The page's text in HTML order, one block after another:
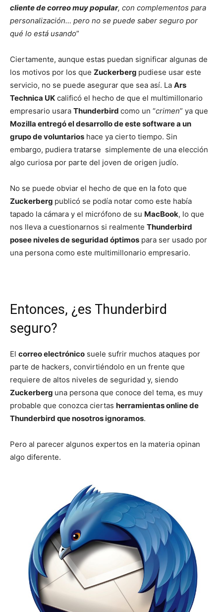
cliente de correo muy popular, con complementos para
personalización… pero no se puede saber seguro por
qué lo está usando”
Ciertamente, aunque estas puedan significar algunas de
los motivos por los que Zuckerberg pudiese usar este
servicio, no se puede asegurar que sea así. La Ars
Technica UK calificó el hecho de que el multimillonario
empresario usara Thunderbird como un “crimen” ya que
Mozilla entregó el desarrollo de este software a un
grupo de voluntarios hace ya cierto tiempo. Sin
embargo, pudiera tratarse simplemente de una elección
algo curiosa por parte del joven de origen judío.
No se puede obviar el hecho de que en la foto que
Zuckerberg publicó se podía notar como este había
tapado la cámara y el micrófono de su MacBook, lo que
nos lleva a cuestionarnos si realmente Thunderbird
posee niveles de seguridad óptimos para ser usado por
una persona como este multimillonario empresario.
Entonces, ¿es Thunderbird
seguro?
El correo electrónico suele sufrir muchos ataques por
parte de hackers, convirtiéndolo en un frente que
requiere de altos niveles de seguridad y, siendo
Zuckerberg una persona que conoce del tema, es muy
probable que conozca ciertas herramientas online de
Thunderbird que nosotros ignoramos.
Pero al parecer algunos expertos en la materia opinan
algo diferente.